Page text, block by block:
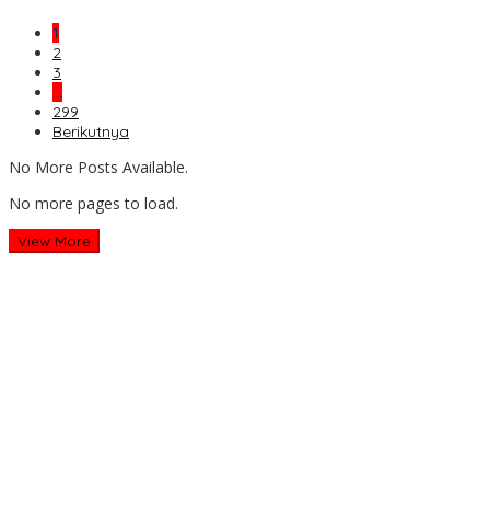
1
2
3
…
299
Berikutnya
No More Posts Available.
No more pages to load.
View More